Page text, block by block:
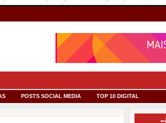
POSTS SOCIAL MEDIA TOP 10 DIGITAL